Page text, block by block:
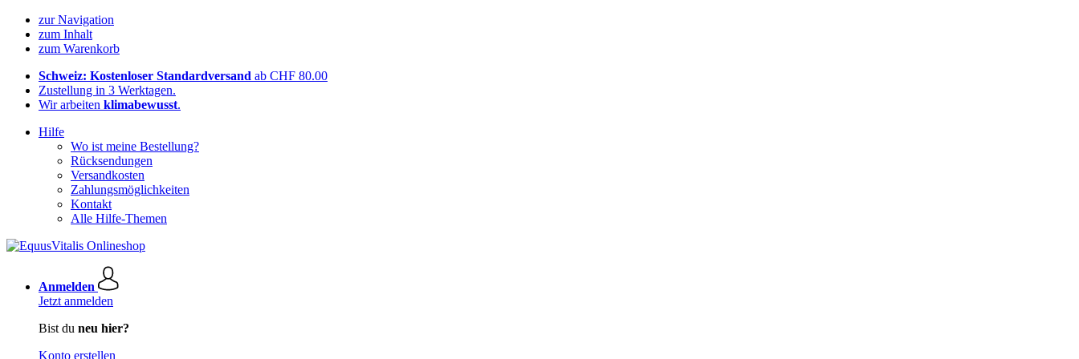
zur Navigation
zum Inhalt
zum Warenkorb
Schweiz: Kostenloser Standardversand ab CHF 80.00
Zustellung in 3 Werktagen.
Wir arbeiten klimabewusst.
Hilfe
Wo ist meine Bestellung?
Rücksendungen
Versandkosten
Zahlungsmöglichkeiten
Kontakt
Alle Hilfe-Themen
Anmelden
Jetzt anmelden
Bist du neu hier?
Konto erstellen